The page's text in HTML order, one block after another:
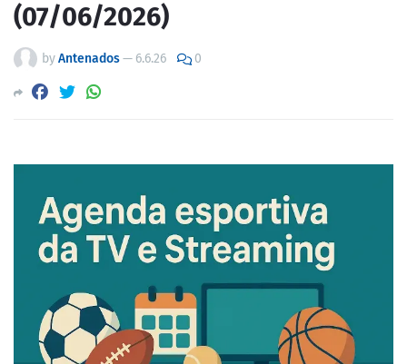
(07/06/2026)
byAntenados— 6.6.26 0